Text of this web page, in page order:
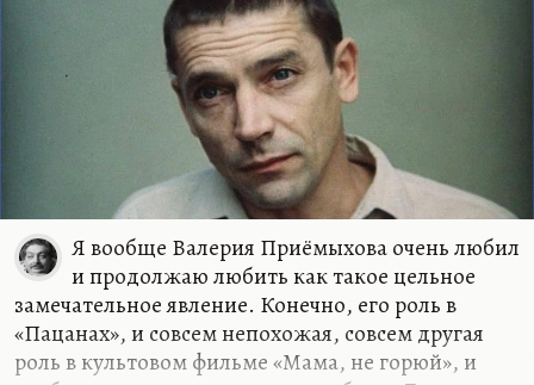
Я вообще Валерия Приёмыхова очень любил
и продолжаю любить как такое цельное
замечательное явление. Конечно, его роль в
«Пацанах», и совсем непохожая, совсем другая
роль в культовом фильме «Мама, не горюй», и